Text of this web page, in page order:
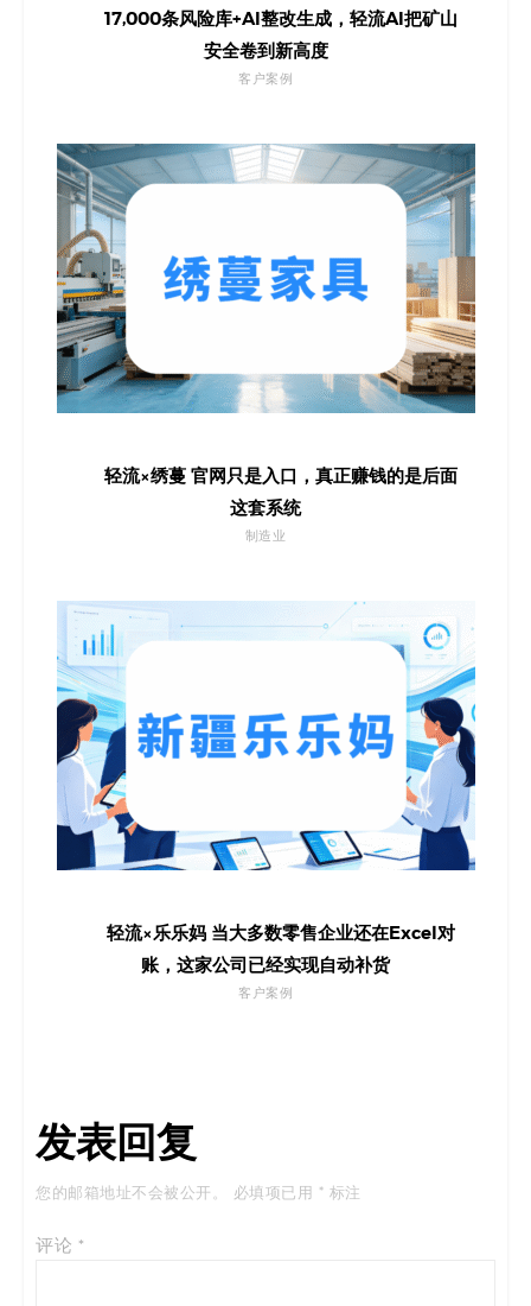
17,000条风险库+AI整改生成，轻流AI把矿山
安全卷到新高度
客户案例
轻流×绣蔓 官网只是入口，真正赚钱的是后面
这套系统
制造业
轻流×乐乐妈 当大多数零售企业还在Excel对
账，这家公司已经实现自动补货
客户案例
发表回复
您的邮箱地址不会被公开。 必填项已用 * 标注
评论 *